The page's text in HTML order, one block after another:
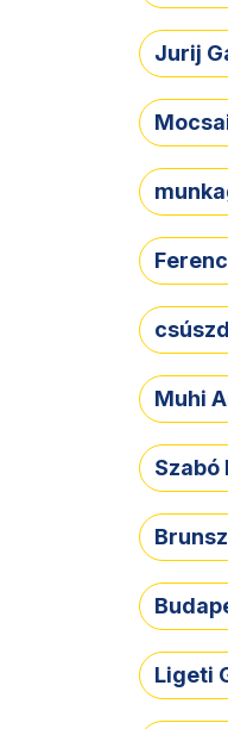
Jurij
Muhi
Szabó
Ligeti